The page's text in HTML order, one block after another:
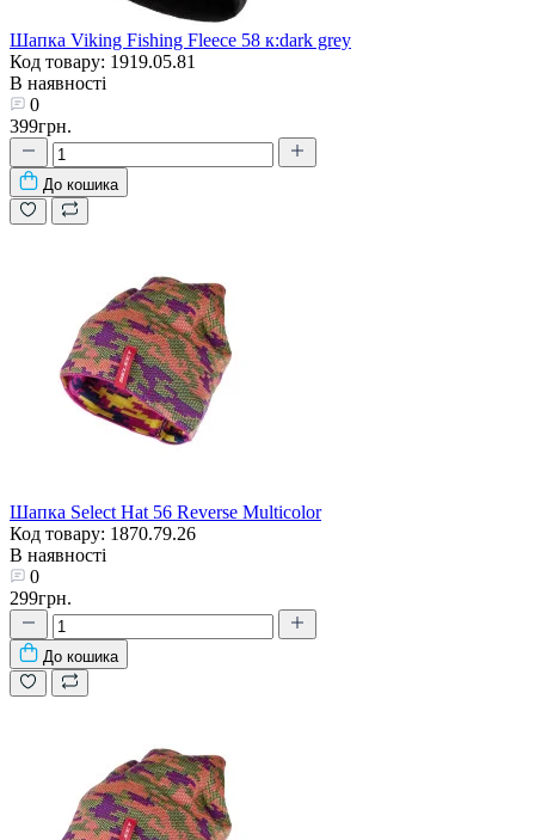
Шапка Viking Fishing Fleece 58 к:dark grey
Код товару: 1919.05.81
В наявності
0
399грн.
До кошика
Шапка Select Hat 56 Reverse Multicolor
Код товару: 1870.79.26
В наявності
0
299грн.
До кошика